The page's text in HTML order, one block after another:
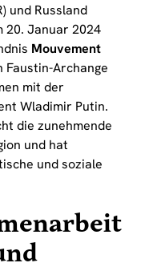
und Russland
20. Januar 2024
Mouvement
Faustin-Archange
mit der
Wladimir Putin.
die zunehmende
und hat
und soziale